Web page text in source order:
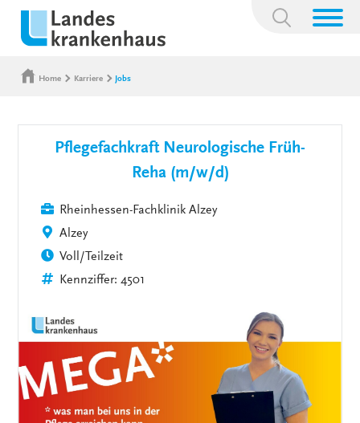
Suchbegriff:
Home Karriere Jobs
Pflegefachkraft Neurologische Früh-
Reha (m/w/d)
Rheinhessen-Fachklinik Alzey
Alzey
Voll/Teilzeit
Kennziffer: 4501